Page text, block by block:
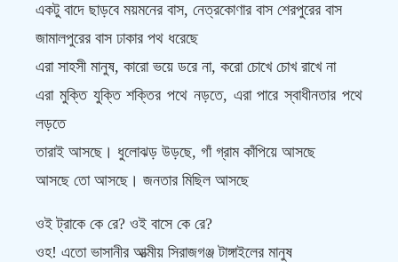
একটু বাদে ছাড়বে ময়মনের বাস, নেত্রকোণার বাস শেরপুরের বাস
জামালপুরের বাস ঢাকার পথ ধরেছে
এরা সাহসী মানুষ, কারো ভয়ে ডরে না, করো চোখে চোখ রাখে না
এরা মুক্তি যুক্তি শক্তির পথে নড়তে, এরা পারে স্বাধীনতার পথে
লড়তে
তারাই আসছে। ধুলোঝড় উড়ছে, গাঁ গ্রাম কাঁপিয়ে আসছে
আসছে তো আসছে। জনতার মিছিল আসছে
ওই ট্রাকে কে রে? ওই বাসে কে রে?
ওহ! এতো ভাসানীর আত্মীয় সিরাজগঞ্জ টাঙ্গাইলের মানুষ